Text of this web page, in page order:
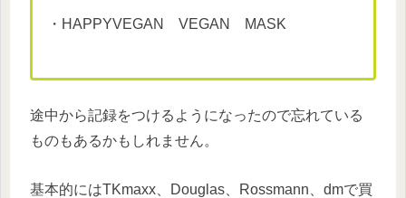
・HAPPYVEGAN VEGAN MASK
途中から記録をつけるようになったので忘れている
ものもあるかもしれません。
基本的にはTKmaxx、Douglas、Rossmann、dmで買